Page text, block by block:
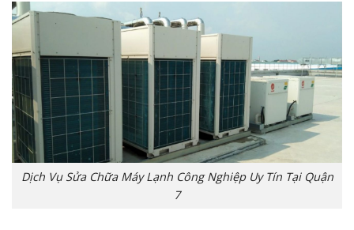
Dịch Vụ Sửa Chữa Máy Lạnh Công Nghiệp Uy Tín Tại Quận
7